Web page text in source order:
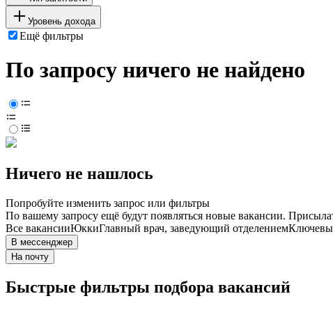
Уровень дохода
Ещё фильтры
По запросу ничего не найдено
Ничего не нашлось
Попробуйте изменить запрос или фильтры
По вашему запросу ещё будут появляться новые вакансии.
Все вакансииЮккиГлавный врач, заведующий отделением
В мессенджер
На почту
Быстрые фильтры подбора вакансий